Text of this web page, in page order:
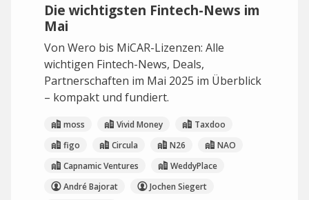
Die wichtigsten Fintech-News im
Mai
Von Wero bis MiCAR-Lizenzen: Alle
wichtigen Fintech-News, Deals,
Partnerschaften im Mai 2025 im Überblick
– kompakt und fundiert.
moss Vivid Money
Taxdoo
figo
Circula N26
NAO
Capnamic Ventures
WeddyPlace
André Bajorat
Jochen Siegert